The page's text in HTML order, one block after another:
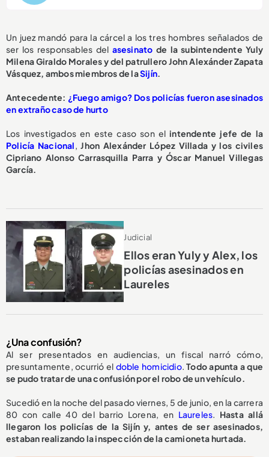
Un juez mandó para la cárcel a los tres hombres señalados de
ser los responsables del asesinato de la subintendente Yuly
Milena Giraldo Morales y del patrullero John Alexánder Zapata
Vásquez, ambos miembros de laSijín.
Antecedente: ¿Fuego amigo? Dos policías fueron asesinados
en extraño caso de hurto
Los investigados en este caso son elintendente jefe de la
Policía Nacional,Jhon Alexánder López Villada y los civiles
Cipriano Alonso Carrasquilla Parra y Óscar Manuel Villegas
García.
Judicial
Ellos eran Yuly y Alex, los
policías asesinados en
Laureles
¿Una confusión?
Al ser presentados en audiencias, un fiscal narró cómo,
presuntamente, ocurrió el doble homicidio.Todo apunta a que
se pudo tratar de una confusión por el robo de un vehículo.
Sucedió en la noche del pasado viernes, 5 de junio, en la carrera
80 con calle 40 del barrio Lorena, en Laureles. Hasta allá
llegaron los policías de la Sijín y, antes de ser asesinados,
estaban realizando la inspección de la camioneta hurtada.